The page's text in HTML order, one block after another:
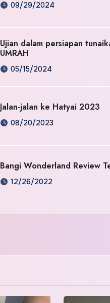
09/29/2024
Ujian dalam persiapan
UMRAH
05/15/2024
Jalan-jalan ke Hatyai 2023
08/20/2023
Bangi Wonderland Review
12/26/2022